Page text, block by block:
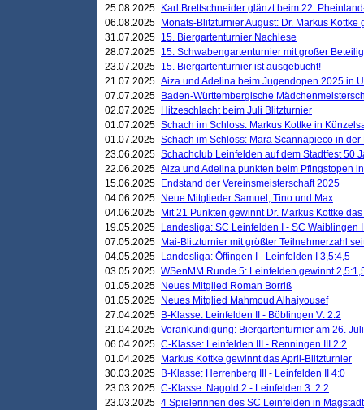
25.08.2025
Karl Brettschneider glänzt beim 22.
06.08.2025
Monats-Blitzturnier August: Dr. Markus Kottke
31.07.2025 15. Biergartenturnier Nachlese
28.07.2025 15. Schwabengartenturnier mit großer
23.07.2025 15. Biergartenturnier ist ausgebucht!
21.07.2025 Aiza und Adelina beim Jugendopen 2025 in
07.07.2025
Baden-Württembergische
02.07.2025
Hitzeschlacht beim Juli Blitzturnier
01.07.2025 Schach im Schloss: Markus Kottke in
01.07.2025 Schach im Schloss: Mara Scannapieco in der
23.06.2025 Schachclub Leinfelden auf dem Stadtfest 50
22.06.2025 Aiza und Adelina punkten beim Pfingstopen
15.06.2025
Endstand der Vereinsmeisterschaft 2025
04.06.2025
Neue Mitglieder Samuel, Tino und Max
04.06.2025
Mit 21 Punkten gewinnt Dr. Markus Kottke
19.05.2025
Landesliga: SC Leinfelden I - SC Waiblingen
07.05.2025
Mai-Blitzturnier mit größter Teilnehmerzahl
04.05.2025
Landesliga: Öffingen I - Leinfelden I 3,5:4,5
03.05.2025 WSenMM Runde 5: Leinfelden gewinnt
01.05.2025
Neues Mitglied Roman Borriß
01.05.2025
Neues Mitglied Mahmoud Alhajyousef
27.04.2025
B-Klasse: Leinfelden II - Böblingen V: 2:2
21.04.2025 Vorankündigung: Biergartenturnier am 26. Juli
06.04.2025 C-Klasse: Leinfelden III - Renningen III 2:2
01.04.2025
Markus Kottke gewinnt das April-Blitzturnier
30.03.2025
B-Klasse: Herrenberg III - Leinfelden II 4:0
23.03.2025 C-Klasse: Nagold 2 - Leinfelden 3: 2:2
23.03.2025 4 Spielerinnen des SC Leinfelden in Magstadt